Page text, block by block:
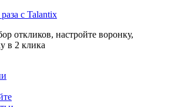
с Talantix
откликов, настройте воронку,
в 2 клика